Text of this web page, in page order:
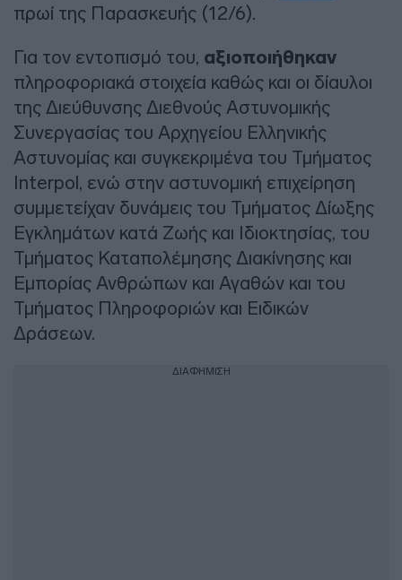
πρωί της Παρασκευής (12/6).
Για τον εντοπισμό του, αξιοποιήθηκαν
πληροφοριακά στοιχεία καθώς και οι δίαυλοι
της Διεύθυνσης Διεθνούς Αστυνομικής
Συνεργασίας του Αρχηγείου Ελληνικής
Αστυνομίας και συγκεκριμένα του Τμήματος
Interpol, ενώ στην αστυνομική επιχείρηση
συμμετείχαν δυνάμεις του Τμήματος Δίωξης
Εγκλημάτων κατά Ζωής και Ιδιοκτησίας, του
Τμήματος Καταπολέμησης Διακίνησης και
Εμπορίας Ανθρώπων και Αγαθών και του
Τμήματος Πληροφοριών και Ειδικών
Δράσεων.
ΔΙΑΦΗΜΙΣΗ